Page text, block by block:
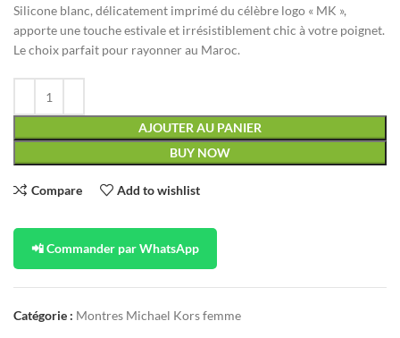
Silicone blanc, délicatement imprimé du célèbre logo « MK »,
apporte une touche estivale et irrésistiblement chic à votre poignet.
Le choix parfait pour rayonner au Maroc.
AJOUTER AU PANIER
BUY NOW
Compare Add to wishlist
📲 Commander par WhatsApp
Catégorie : Montres Michael Kors femme